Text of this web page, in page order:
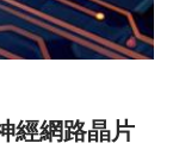
經網路晶片